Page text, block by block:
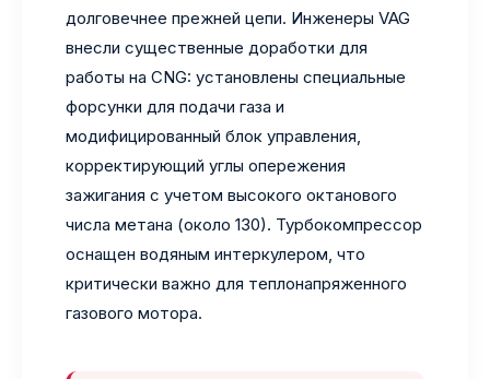
долговечнее прежней цепи. Инженеры VAG
внесли существенные доработки для
работы на CNG: установлены специальные
форсунки для подачи газа и
модифицированный блок управления,
корректирующий углы опережения
зажигания с учетом высокого октанового
числа метана (около 130). Турбокомпрессор
оснащен водяным интеркулером, что
критически важно для теплонапряженного
газового мотора.